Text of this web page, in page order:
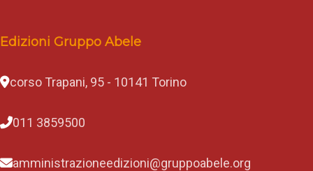
Edizioni Gruppo Abele
corso Trapani, 95 - 10141 Torino
011 3859500
amministrazioneedizioni@gruppoabele.org